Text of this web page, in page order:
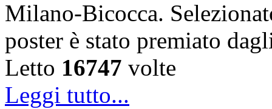
Milano-Bicocca.
poster è stato premiato
Letto 16747 volte
Leggi tutto...